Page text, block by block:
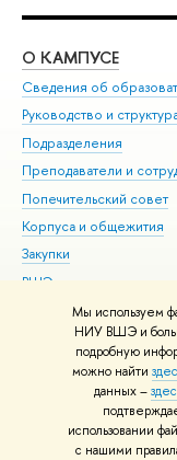
Мы используем
НИУ ВШЭ и
подробную
можно найти
данных –
использовании
с нашими
О КАМПУСЕ
Сведения об
Руководство и
Подразделения
Преподаватели и
Попечительский совет
Корпуса и общежития
Закупки
ВШЭ для студентов с
здоровья и
Версия для
Единая платежная
© НИУ ВШЭ 1993–2026
материалов Политика